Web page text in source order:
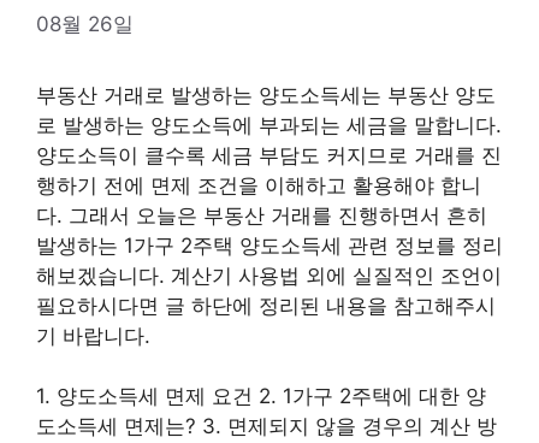
08월 26일
부동산 거래로 발생하는 양도소득세는 부동산 양도
로 발생하는 양도소득에 부과되는 세금을 말합니다.
양도소득이 클수록 세금 부담도 커지므로 거래를 진
행하기 전에 면제 조건을 이해하고 활용해야 합니
다. 그래서 오늘은 부동산 거래를 진행하면서 흔히
발생하는 1가구 2주택 양도소득세 관련 정보를 정리
해보겠습니다. 계산기 사용법 외에 실질적인 조언이
필요하시다면 글 하단에 정리된 내용을 참고해주시
기 바랍니다.
1. 양도소득세 면제 요건 2. 1가구 2주택에 대한 양
도소득세 면제는? 3. 면제되지 않을 경우의 계산 방